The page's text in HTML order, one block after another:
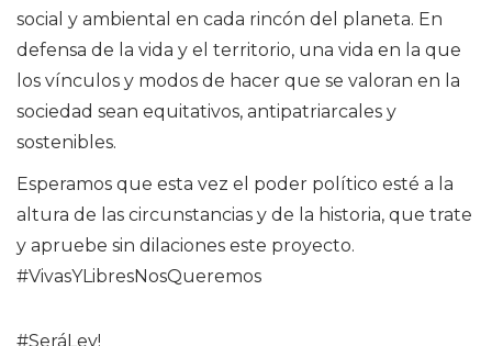
social y ambiental en cada rincón del planeta. En
defensa de la vida y el territorio, una vida en la que
los vínculos y modos de hacer que se valoran en la
sociedad sean equitativos, antipatriarcales y
sostenibles.
Esperamos que esta vez el poder político esté a la
altura de las circunstancias y de la historia, que trate
y apruebe sin dilaciones este proyecto.
#VivasYLibresNosQueremos
#SeráLey!